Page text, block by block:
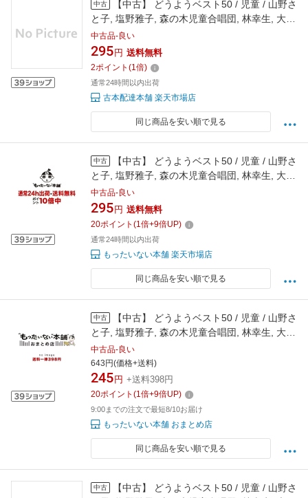
中古
【中古】 どうようベスト50 / 児童 / 山野さ
と子, 塩野雅子, 森の木児童合唱団, 林幸生, 大和
田りつこ, 土居裕子, コロムビアゆりかご会, 鹿 /
[CD]【メール便送料無料】【最短翌日配達対
応】
中古品-良い
295 円 送料無料
2ポイント (1倍)
通常24時間以内出荷
古本配達本舗 楽天市場店
同じ商品を安い順で見る
中古
【中古】 どうようベスト50 / 児童 / 山野さ
と子, 塩野雅子, 森の木児童合唱団, 林幸生, 大和
田りつこ, 土居裕子, コロムビアゆりかご会, 鹿 /
[CD]【メール便送料無料】【最短翌日配達対
応】
中古品-良い
295 円 送料無料
20ポイント (1倍+9倍UP)
通常24時間以内出荷
もったいない本舗 楽天市場店
同じ商品を安い順で見る
中古
【中古】 どうようベスト50 / 児童 / 山野さ
と子, 塩野雅子, 森の木児童合唱団, 林幸生, 大和
田りつこ, 土居裕子, コロムビアゆりかご会, 鹿
島かんな, コロムビアすずらん / [CD]【宅配便出
荷】
中古品-良い
643円(価格+送料)
245 円 +送料398円
20ポイント (1倍+9倍UP)
9:00までの注文で最短8/10お届け
もったいない本舗 おまとめ店
同じ商品を安い順で見る
中古
【中古】 どうようベスト50 / 児童 / 山野さ